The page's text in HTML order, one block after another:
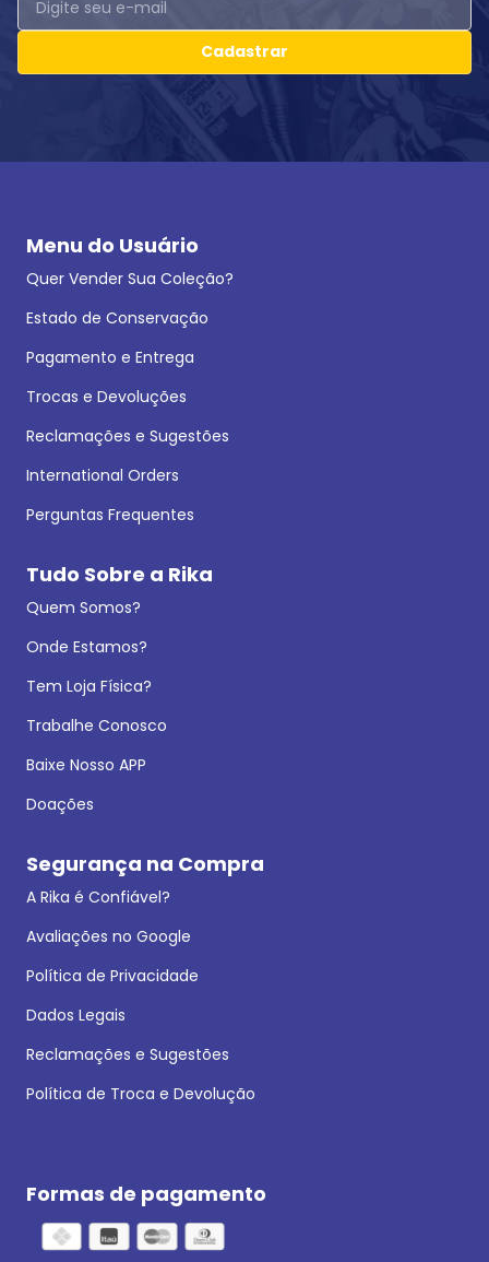
Cadastrar
Menu do Usuário
Quer Vender Sua Coleção?
Estado de Conservação
Pagamento e Entrega
Trocas e Devoluções
Reclamações e Sugestões
International Orders
Perguntas Frequentes
Tudo Sobre a Rika
Quem Somos?
Onde Estamos?
Tem Loja Física?
Trabalhe Conosco
Baixe Nosso APP
Doações
Segurança na Compra
A Rika é Confiável?
Avaliações no Google
Política de Privacidade
Dados Legais
Reclamações e Sugestões
Política de Troca e Devolução
Formas de pagamento